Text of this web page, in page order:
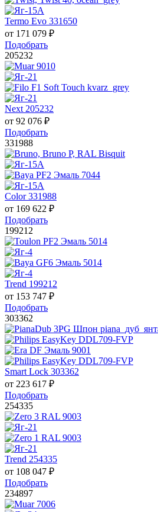
Termo Evo 331650
от 171 079 ₽
Подобрать
205232
Next 205232
от 92 076 ₽
Подобрать
331988
Color 331988
от 169 622 ₽
Подобрать
199212
Trend 199212
от 153 747 ₽
Подобрать
303362
Smart Lock 303362
от 223 617 ₽
Подобрать
254335
Trend 254335
от 108 047 ₽
Подобрать
234897